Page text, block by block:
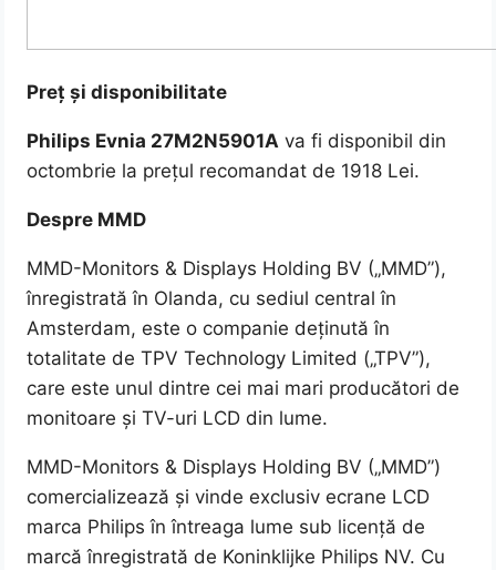
Preț și disponibilitate
Philips Evnia 27M2N5901A va fi disponibil din
octombrie la prețul recomandat de 1918 Lei.
Despre MMD
MMD-Monitors & Displays Holding BV („MMD”),
înregistrată în Olanda, cu sediul central în
Amsterdam, este o companie deținută în
totalitate de TPV Technology Limited („TPV”),
care este unul dintre cei mai mari producători de
monitoare și TV-uri LCD din lume.
MMD-Monitors & Displays Holding BV („MMD”)
comercializează și vinde exclusiv ecrane LCD
marca Philips în întreaga lume sub licență de
marcă înregistrată de Koninklijke Philips NV. Cu